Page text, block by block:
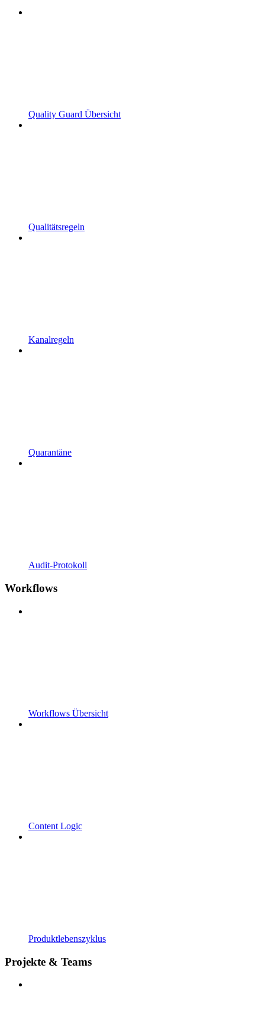
Quality Guard Übersicht
Qualitätsregeln
Kanalregeln
Quarantäne
Audit-Protokoll
Workflows
Workflows Übersicht
Content Logic
Produktlebenszyklus
Projekte & Teams